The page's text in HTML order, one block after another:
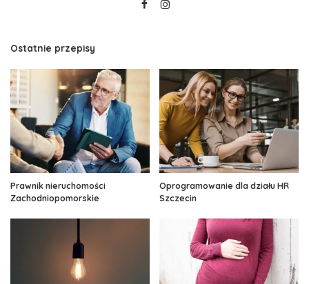
Ostatnie przepisy
Prawnik nieruchomości
Zachodniopomorskie
Oprogramowanie dla działu HR
Szczecin